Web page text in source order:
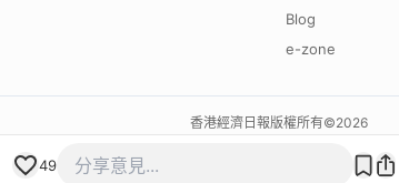
49
Blog
e-zone
香港經濟日報版權所有©2026